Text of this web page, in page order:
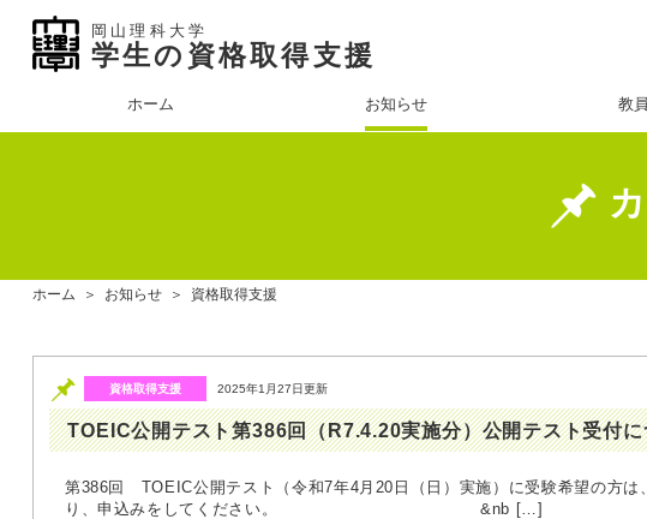
岡山理科大学
学生の資格取得支援
ホーム お知らせ 教
ホーム ＞ お知らせ ＞ 資格取得支援
資格取得支援 2025年1月27日更新
TOEIC公開テスト第386回（R7.4.20実施分）公開テスト受付に
第386回 TOEIC公開テスト（令和7年4月20日（日）実施）に受験希望の方は
り、申込みをしてください。 &nb […]